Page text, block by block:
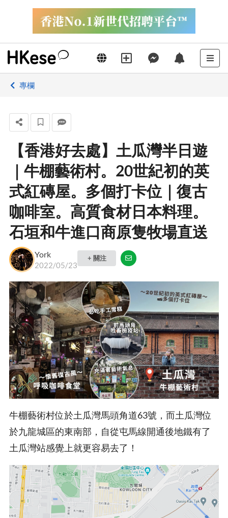
專欄
【香港好去處】土瓜灣半日遊
｜牛棚藝術村。20世紀初的英
式紅磚屋。多個打卡位｜復古
咖啡室。高質食材日本料理。
石垣和牛進口商原隻牧場直送
York
2022/05/23
+ 關注
牛棚藝術村位於土瓜灣馬頭角道63號，而土瓜灣位
於九龍城區的東南部，自從屯馬線開通後地鐵有了
土瓜灣站感覺上就更容易去了！